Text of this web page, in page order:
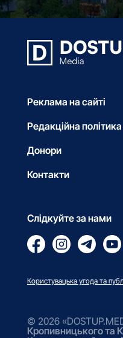
Реклама на сайті
Редакційна політика
Донори
Контакти
Слідкуйте за нами
Користувацька угода та
© 2026
Кропивницького та